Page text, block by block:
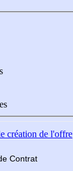
création de l'offre
Contrat